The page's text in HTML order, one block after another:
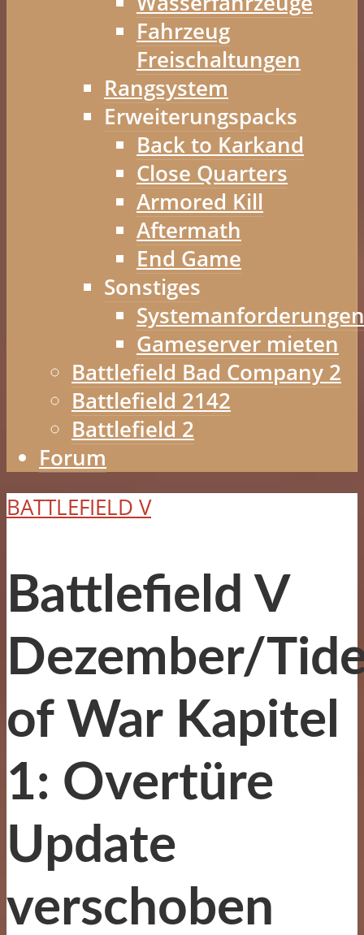
Fahrzeug
Freischaltungen
Rangsystem
Erweiterungspacks
Back to Karkand
Close Quarters
Armored Kill
Aftermath
End Game
Sonstiges
Systemanforderungen
Gameserver mieten
Battlefield Bad Company 2
Battlefield 2142
Battlefield 2
Forum
BATTLEFIELD V
Battlefield V
Dezember/
of War Kapitel
1: Overtüre
Update
verschoben